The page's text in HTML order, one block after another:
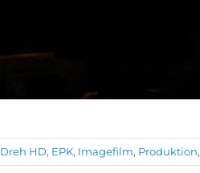
Dreh HD, EPK, Imagefilm, Produktion,